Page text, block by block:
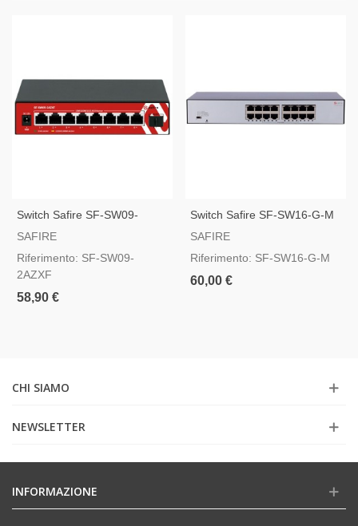
Switch Safire SF-SW09-
2AZXF
SAFIRE
Riferimento: SF-SW09-
2AZXF
58,90 €
Switch Safire SF-SW16-G-M
SAFIRE
Riferimento: SF-SW16-G-M
60,00 €
CHI SIAMO
NEWSLETTER
INFORMAZIONE